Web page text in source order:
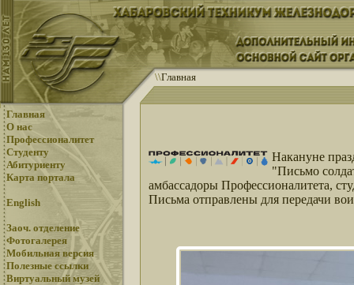
\\Главная
Главная
О нас
Профессионалитет
Студенту
Абитуриенту
Карта портала
English
Заоч. отделение
Фотогалерея
Мобильная версия
Полезные ссылки
Виртуальный музей
Накануне
"Письмо
амбассадоры Профессионалитета,
Письма отправлены для передачи